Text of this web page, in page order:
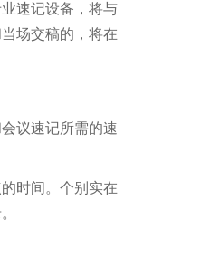
速记设备，将与
场交稿的，将在
议速记所需的速
时间。个别实在